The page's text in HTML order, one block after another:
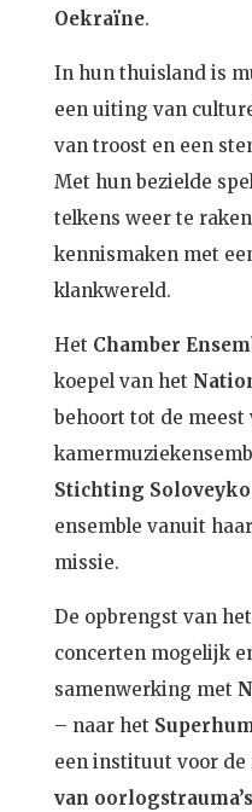
Oekraïne.
In hun thuisland is
een uiting van
van troost en een
Met hun bezielde
telkens weer te
kennismaken met
klankwereld.
Het Chamber
koepel van het
behoort tot de meest
Stichting Soloveyko
ensemble vanuit
missie.
De opbrengst van
concerten mogelijk
samenwerking met
– naar het
een instituut voor de
van oorlogstrauma’s